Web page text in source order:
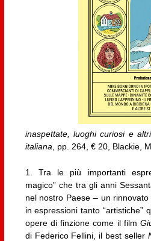
inaspettate, luoghi curiosi e
italiana , pp. 264, € 20, Blackie,
1. Tra le più importanti
magico” che tra gli anni
nel nostro Paese – un rinnovato
in espressioni tanto “artistiche”
opere di finzione come il film
di Federico Fellini, il best seller